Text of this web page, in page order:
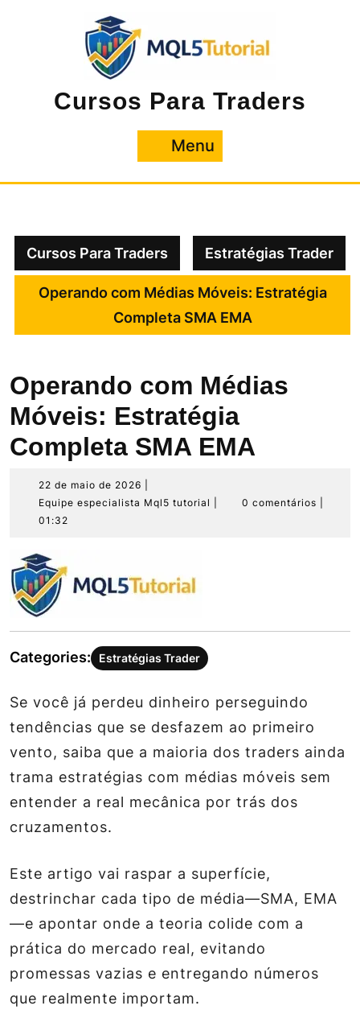
Cursos Para Traders
Menu
Cursos Para Traders Estratégias Trader
Operando com Médias Móveis: Estratégia
Completa SMA EMA
Operando com Médias
Móveis: Estratégia
Completa SMA EMA
22 de maio de 2026
de
Equipe especialista Mql5 tutorial
Equipe0 comentários
01:32
Categories: Estratégias Trader
Se você já perdeu dinheiro perseguindo
tendências que se desfazem ao primeiro
vento, saiba que a maioria dos traders ainda
trama estratégias com médias móveis sem
entender a real mecânica por trás dos
cruzamentos.
Este artigo vai raspar a superfície,
destrinchar cada tipo de média—SMA, EMA
—e apontar onde a teoria colide com a
prática do mercado real, evitando
promessas vazias e entregando números
que realmente importam.